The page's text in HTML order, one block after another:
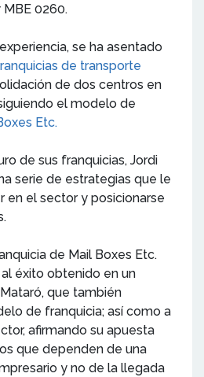
MBE 0260.
se ha asentado
de transporte
de dos centros en
el modelo de
Etc.
de sus franquicias, Jordi
serie de estrategias que le
en el sector y posicionarse
de Mail Boxes Etc.
éxito obtenido en un
que también
de franquicia; así como a
afirmando su apuesta
que dependen de una
y no de la llegada